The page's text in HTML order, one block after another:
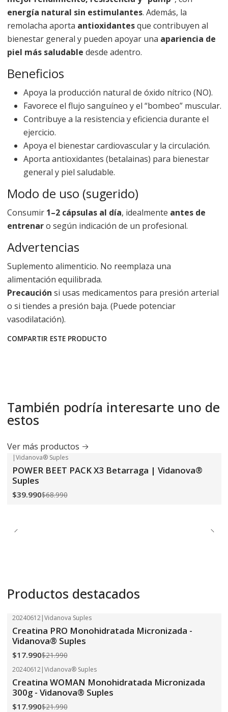
energía natural sin estimulantes. Además, la
remolacha aporta antioxidantesque contribuyen al
bienestar general y pueden apoyar una apariencia de
piel más saludable desde adentro.
Beneficios
Apoya la producción natural de óxido nítrico (NO).
Favorece el flujo sanguíneo y el “bombeo” muscular.
Contribuye a la resistencia y eficiencia durante el
ejercicio.
Apoya el bienestar cardiovascular y la circulación.
Aporta antioxidantes (betalainas) para bienestar
general y piel saludable.
Modo de uso (sugerido)
Consumir 1–2 cápsulas al día, idealmente antes de
entrenaro según indicación de un profesional.
Advertencias
Suplemento alimenticio. No reemplaza una
alimentación equilibrada.
Precaución si usas medicamentos para presión arterial
o si tiendes a presión baja. (Puede potenciar
vasodilatación).
COMPARTIR ESTE PRODUCTO
También podría interesarte uno de
estos
Ver más productos
-42%OFF
|Vidanova® Suples
POWER BEET PACK X3 Betarraga | Vidanova®
Suples
$39.990$68.990
Productos destacados
-18% OFF
20240612|Vidanova Suples
Creatina PRO Monohidratada Micronizada -
Vidanova® Suples
$17.990$21.990
-18% OFF
20240612|Vidanova® Suples
Creatina WOMAN Monohidratada Micronizada
300g - Vidanova® Suples
$17.990$21.990